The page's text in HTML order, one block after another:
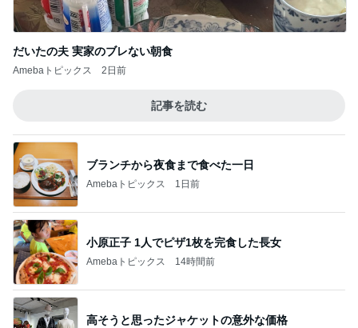
だいたの夫 実家のブレない朝食
Amebaトピックス 2日前
記事を読む
ブランチから夜食まで食べた一日
Amebaトピックス 1日前
小原正子 1人でピザ1枚を完食した長女
Amebaトピックス 14時間前
高そうと思ったジャケットの意外な価格